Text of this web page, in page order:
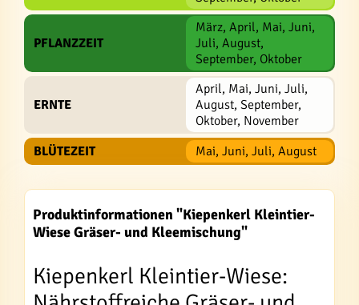
PFLANZZEIT
März, April, Mai, Juni,
Juli, August,
September, Oktober
ERNTE
April, Mai, Juni, Juli,
August, September,
Oktober, November
BLÜTEZEIT
Mai, Juni, Juli, August
Produktinformationen "Kiepenkerl Kleintier-
Wiese Gräser- und Kleemischung"
Kiepenkerl Kleintier-Wiese: